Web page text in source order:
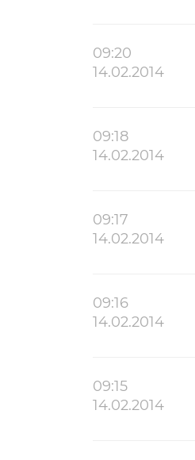
09:20
14.02.2014
09:18
14.02.2014
09:17
14.02.2014
09:16
14.02.2014
09:15
14.02.2014